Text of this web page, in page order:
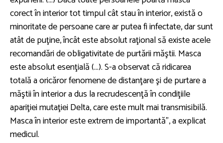
corect în interior tot timpul cât stau în interior, există o
minoritate de persoane care ar putea fi infectate, dar sunt
atât de puţine, încât este absolut raţional să existe acele
recomandări de obligativitate de purtării măştii. Masca
este absolut esenţială (...). S-a observat că ridicarea
totală a oricăror fenomene de distanţare şi de purtare a
măştii în interior a dus la recrudescenţă în condiţiile
apariţiei mutaţiei Delta, care este mult mai transmisibilă.
Masca în interior este extrem de importantă", a explicat
medicul.